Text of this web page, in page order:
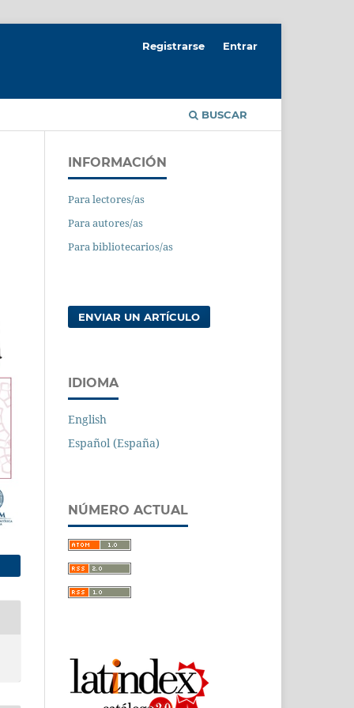
BUSCAR
Registrarse Entrar
INFORMACIÓN
Para lectores/as
Para autores/as
Para bibliotecarios/as
ENVIAR UN ARTÍCULO
IDIOMA
English
Español (España)
NÚMERO ACTUAL